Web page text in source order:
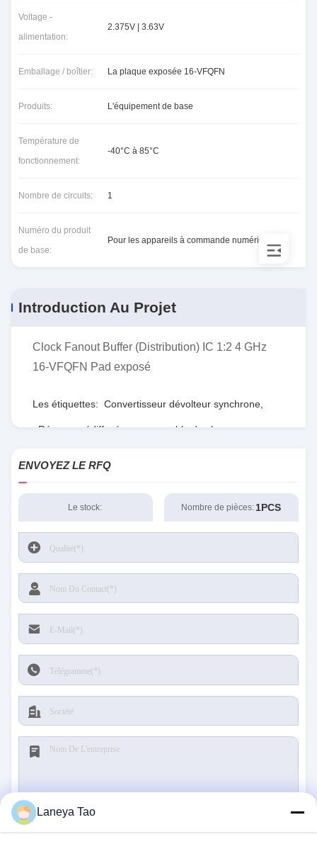
Voltage -
alimentation:
2.375V | 3.63V
Emballage / boîtier: La plaque exposée 16-VFQFN
Produits: L'équipement de base
Température de
fonctionnement:
-40°C à 85°C
Nombre de circuits: 1
Numéro du produit
de base:
Pour les appareils à commande numérique
Introduction Au Projet
Clock Fanout Buffer (Distribution) IC 1:2 4 GHz
16-VFQFN Pad exposé
Les étiquettes: Convertisseur dévolteur synchrone
Réseau prédiffusé programmable de champ,
ENVOYEZ LE RFQ
Le stock: Nombre de pièces: 1PCS
Laneya Tao